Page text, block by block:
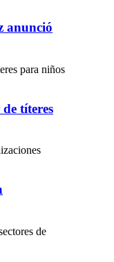
anunció
títeres